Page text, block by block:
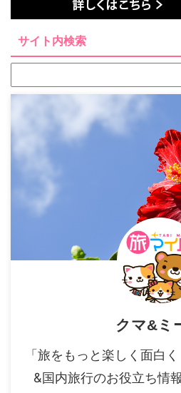
サイト内検索
クマ&ミ
「旅をもっと楽しく面白
&国内旅行のお役立ち情